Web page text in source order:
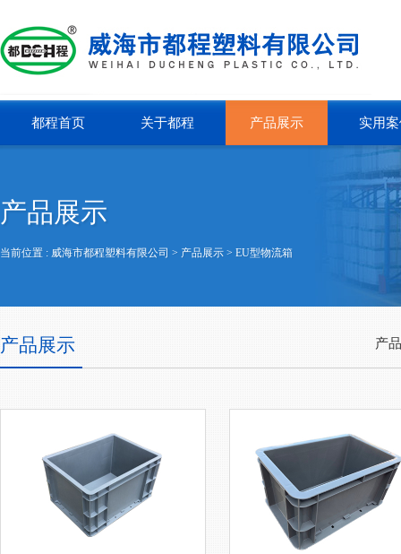
都程首页 关于都程 产品展示 实用
产品展示
当前位置 : 威海市都程塑料有限公司 > 产品展示 > EU型物流箱
产品展示 产